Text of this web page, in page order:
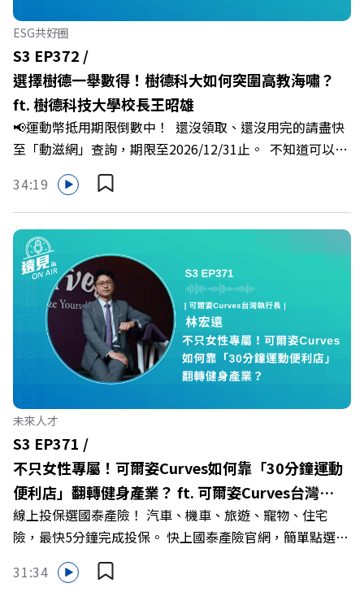
代，也能幫自己打造不被成敗輕易定義的強韌自我。 🔺 職
場衝突與霸凌從何而來？🔺 如何用「冰山對話」看穿主管
焦慮，將對立化為合作？🔺 怎麼做到「好奇少一點、批判
少一點」？🔺 面對AI時代的職涯焦慮，如何把自我價值打
分權拿回手裡？ +++++📓《透視職場冰山》新書介紹
>>>https://bookzone.cwgv.com.tw/book/BWL108🎂歡
慶遠見40歲生日！手速搶下破天荒的獨家優惠
>>>https://gvmkt.pse.is/9e5pbz✨關注《遠見》更多的社
群：LINE：https://reurl.cc/A4ELQpIG：
Powered by Firstory Hosting
ESG共好圈
S3 EP372 /
選擇樹德一舉數得！樹德科大如何突圍高教海嘯？
ft. 樹德科技大學校長王昭雄
📢運動幣抵用期限倒數中！ 還沒領取、還沒用完的請盡快
至「動滋網」查詢，期限至2026/12/31止。 不知道可以在
哪裡使用嗎？ 上「動滋網」【合作店家】專區，全台五千
多家合作業者任你選，馬上來找適用地點！ ➡️
https://fstry.pse.is/9epct2 —— 以上為 FMTaiwan 與
Firstory Podcast 廣告 —— 在少子化浪潮、私校面臨退場
海嘯的嚴峻考驗下，南台灣的技職學校該如何轉型突圍？
本集《遠見ON AIR》邀請到樹德科技大學校長王昭雄，帶
你解析樹德科大如何打造出兼顧學校永續發展與地方創生的
技職教育新典範！ 🔺如何從「傳統私校」轉型為「產學無
縫接軌者」？ 🔺AI如何深度賦能設計與人文學科學群？ 🔺
首創「菲律賓半導體專班」！驚豔科技界的國際精準育才
🔺一舉拿下4大USR專案！深耕地方的溫暖社會責任平台 主
持人／遠見雜誌副社長兼遠見智庫總編輯 李建興 與談人／
樹德科技大學校長 王昭雄 +++++ 🎂歡慶遠見40歲生日！手
速搶下破天荒的獨家優惠
>>>https://gvmkt.pse.is/9e5pbz ✨關注《遠見》更多的社
群： LINE：https://reurl.cc/A4ELQp IG：
https://bit.ly/3AjBWNV YT：https://bit.ly/38jNi9k
Powered by Firstory Hosting
34:19
未來人才
S3 EP371 /
不只女性專屬！可爾姿Curves如何靠「30分鐘運動
便利店」翻轉健身產業？ ft. 可爾姿Curves台灣執
行長林宏遠
線上投保選國泰產險！ 汽車、機車、旅遊、寵物、住宅
險，最快5分鐘完成投保。 快上國泰產險官網，簡單點選，
保障立即到位！ https://fstry.pse.is/9eddvv —— 以上為
Firstory Podcast 廣告 —— 在健康意識抬頭、健身產業百
31:34